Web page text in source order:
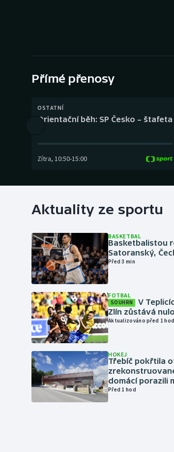
Přímé přenosy
OSTATNÍ
Orientační běh: SP Česko – štafeta
Zítra, 10:50-15:00
Aktuality ze sportu
BASKETBAL
Basketbalistou
Satoranský,
Před 3 min
FOTBAL
SOUHRN
V
Zlín zůstává
Aktualizováno před 1 hod
HOKEJ
Třebíč pokřtila
domácí porazili
Před 1 hod